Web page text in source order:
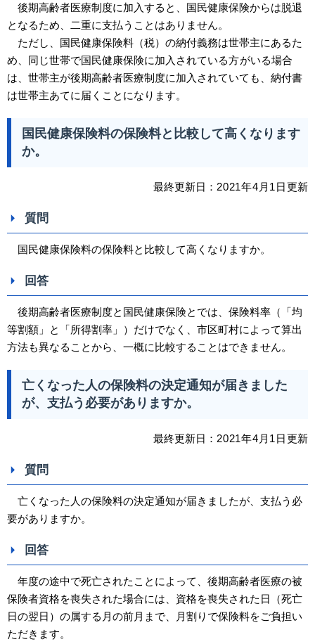
後期高齢者医療制度に加入すると、国民健康保険からは脱退
となるため、二重に支払うことはありません。
ただし、国民健康保険料（税）の納付義務は世帯主にあるた
め、同じ世帯で国民健康保険に加入されている方がいる場合
は、世帯主が後期高齢者医療制度に加入されていても、納付書
は世帯主あてに届くことになります。
国民健康保険料の保険料と比較して高くなります
か。
最終更新日： 2021年4 月1日更新
質問
国民健康保険料の保険料と比較して高くなりますか。
回答
後期高齢者医療制度と国民健康保険とでは、保険料率（「均
等割額」と「所得割率」）だけでなく、市区町村によって算出
方法も異なることから、一概に比較することはできません。
亡くなった人の保険料の決定通知が届きました
が、支払う必要がありますか。
最終更新日： 2021年4 月1日更新
質問
亡くなった人の保険料の決定通知が届きましたが、支払う必
要がありますか。
回答
年度の途中で死亡されたことによって、後期高齢者医療の被
保険者資格を喪失された場合には、資格を喪失された日（死亡
日の翌日）の属する月の前月まで、月割りで保険料をご負担い
ただきます。